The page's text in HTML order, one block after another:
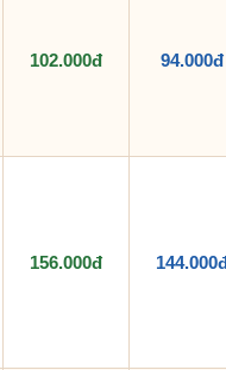
102.000đ 94.000đ
156.000đ